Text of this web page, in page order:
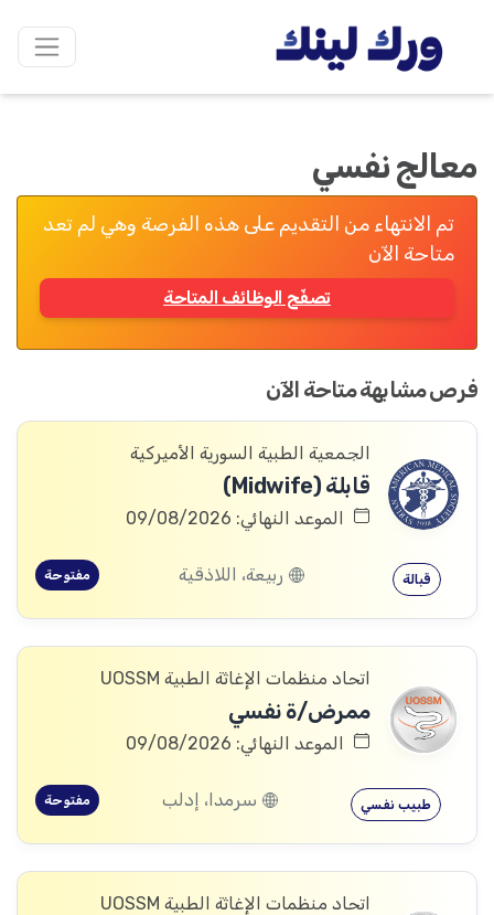
معالج نفسي
تم الانتهاء من التقديم على هذه الفرصة وهي لم تعد
متاحة الآن
تصفّح الوظائف المتاحة
فرص مشابهة متاحة الآن
الجمعية الطبية السورية الأميركية
قابلة (Midwife)
الموعد النهائي: 09/08/2026
قبالة ربيعة، اللاذقية مفتوحة
اتحاد منظمات الإغاثة الطبية UOSSM
ممرض/ة نفسي
الموعد النهائي: 09/08/2026
طبيب نفسي سرمدا، إدلب مفتوحة
اتحاد منظمات الإغاثة الطبية UOSSM